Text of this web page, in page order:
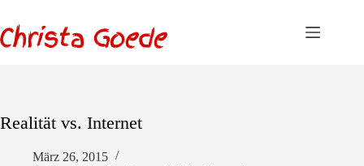
springen
Realität vs. Internet
März 26, 2015